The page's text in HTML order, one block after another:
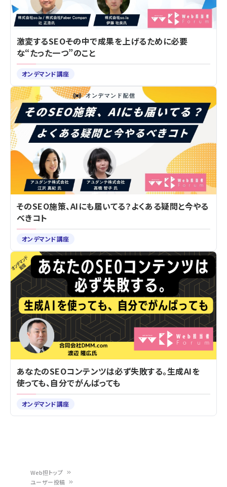
Web担トップ
ユーザー投稿
激変するSEO――その中で成果を上げるために必要
な“たった一つ”のこと
オンデマンド講座
そのSEO施策、AIにも届いてる？よくある疑問と今やる
べきコト
オンデマンド講座
あなたのSEOコンテンツは必ず失敗する。生成AIを
使っても、自分でがんばっても
オンデマンド講座